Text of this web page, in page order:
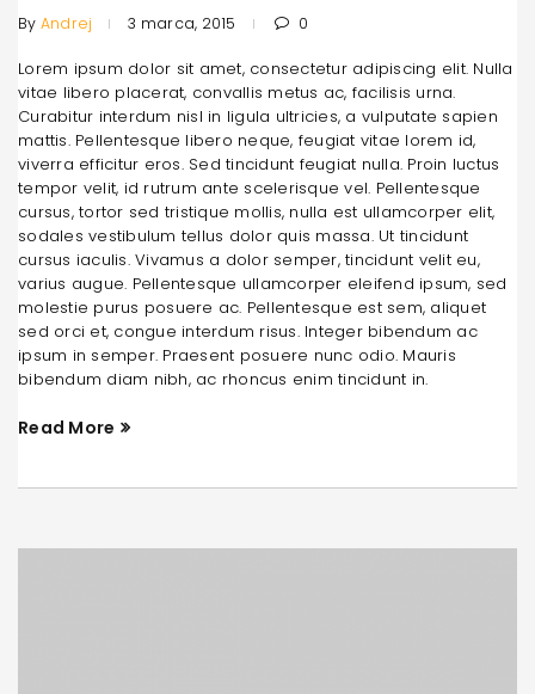
By Andrej 3 marca, 2015 0
Lorem ipsum dolor sit amet, consectetur adipiscing elit. Nulla
vitae libero placerat, convallis metus ac, facilisis urna.
Curabitur interdum nisl in ligula ultricies, a vulputate sapien
mattis. Pellentesque libero neque, feugiat vitae lorem id,
viverra efficitur eros. Sed tincidunt feugiat nulla. Proin luctus
tempor velit, id rutrum ante scelerisque vel. Pellentesque
cursus, tortor sed tristique mollis, nulla est ullamcorper elit,
sodales vestibulum tellus dolor quis massa. Ut tincidunt
cursus iaculis. Vivamus a dolor semper, tincidunt velit eu,
varius augue. Pellentesque ullamcorper eleifend ipsum, sed
molestie purus posuere ac. Pellentesque est sem, aliquet
sed orci et, congue interdum risus. Integer bibendum ac
ipsum in semper. Praesent posuere nunc odio. Mauris
bibendum diam nibh, ac rhoncus enim tincidunt in.
Read More